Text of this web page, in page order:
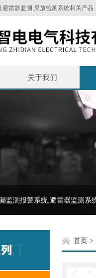
雷器监测,局放监测系统相关产品
关于我们
首页 >